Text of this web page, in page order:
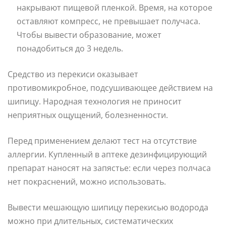
накрывают пищевой пленкой. Время, на которое
оставляют компресс, не превышает получаса.
Чтобы вывести образование, может
понадобиться до 3 недель.
Средство из перекиси оказывает
противомикробное, подсушивающее действием на
шипицу. Народная технология не приносит
неприятных ощущений, болезненности.
Перед применением делают тест на отсутствие
аллергии. Купленный в аптеке дезинфицирующий
препарат наносят на запястье: если через полчаса
нет покраснений, можно использовать.
Вывести мешающую шипицу перекисью водорода
можно при длительных, систематических